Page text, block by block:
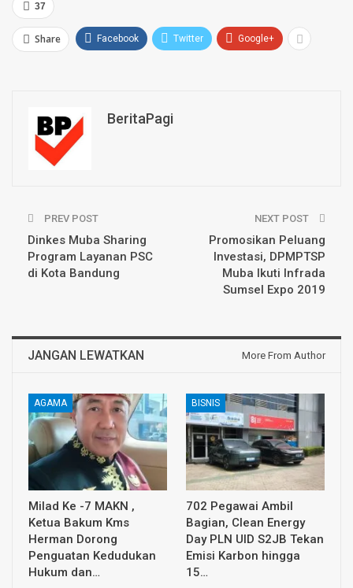
37
Share Facebook Twitter Google+
BeritaPagi
PREV POST
Dinkes Muba Sharing
Program Layanan PSC
di Kota Bandung
NEXT POST
Promosikan Peluang
Investasi, DPMPTSP
Muba Ikuti Infrada
Sumsel Expo 2019
JANGAN LEWATKAN More From Author
AGAMA
Milad Ke -7 MAKN ,
Ketua Bakum Kms
Herman Dorong
Penguatan Kedudukan
Hukum dan…
BISNIS
702 Pegawai Ambil
Bagian, Clean Energy
Day PLN UID S2JB Tekan
Emisi Karbon hingga
15…